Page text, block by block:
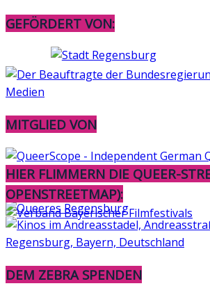
GEFÖRDERT VON:
MITGLIED VON
HIER FLIMMERN DIE QUEER-
OPENSTREETMAP):
DEM ZEBRA SPENDEN